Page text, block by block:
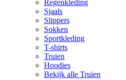
Regenkleding
Sjaals
Slippers
Sokken
Sportkleding
T-shirts
Truien
Hoodies
Bekijk alle Truien